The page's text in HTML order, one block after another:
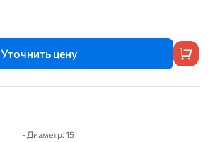
Уточнить цену
- Диаметр: 15